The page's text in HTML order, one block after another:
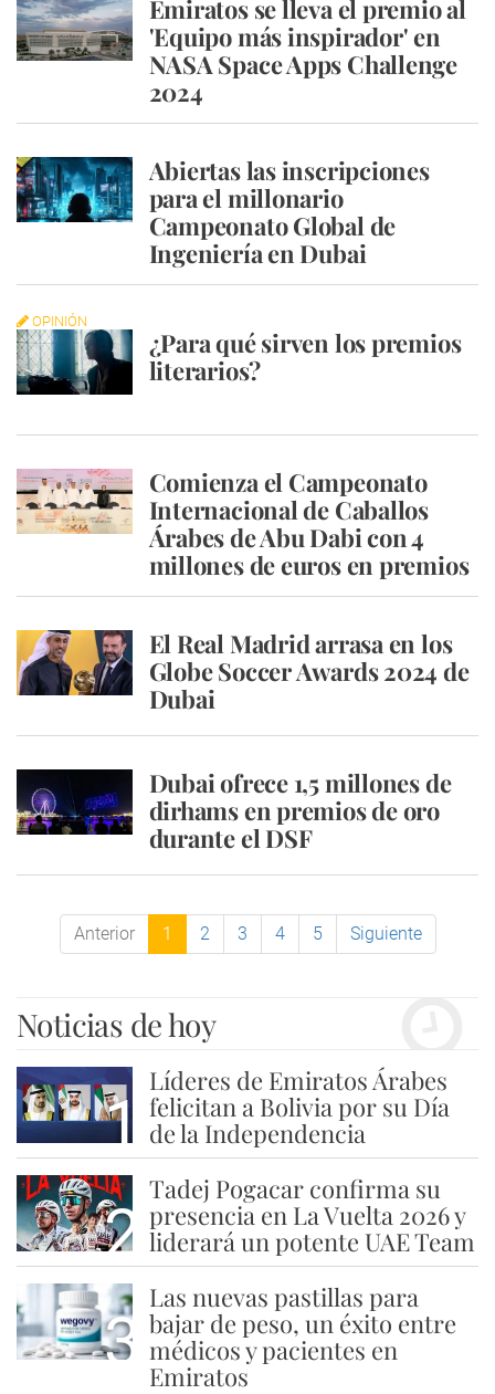
Emiratos se lleva el premio al
'Equipo más inspirador' en
NASA Space Apps Challenge
2024
Abiertas las inscripciones
para el millonario
Campeonato Global de
Ingeniería en Dubai
OPINIÓN
¿Para qué sirven los premios
literarios?
Comienza el Campeonato
Internacional de Caballos
Árabes de Abu Dabi con 4
millones de euros en premios
El Real Madrid arrasa en los
Globe Soccer Awards 2024 de
Dubai
Dubai ofrece 1,5 millones de
dirhams en premios de oro
durante el DSF
Anterior 1 2 3 4 5 Siguiente
Noticias de hoy
1
Líderes de Emiratos Árabes
felicitan a Bolivia por su Día
de la Independencia
2
Tadej Pogacar confirma su
presencia en La Vuelta 2026 y
liderará un potente UAE Team
3
Las nuevas pastillas para
bajar de peso, un éxito entre
médicos y pacientes en
Emiratos